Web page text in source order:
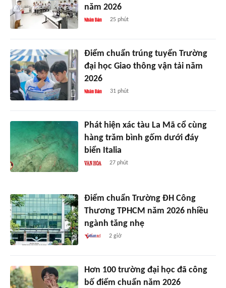
năm 2026
25 phút
Điểm chuẩn trúng tuyển Trường
đại học Giao thông vận tải năm
2026
31 phút
Phát hiện xác tàu La Mã cổ cùng
hàng trăm bình gốm dưới đáy
biển Italia
27 phút
Điểm chuẩn Trường ĐH Công
Thương TPHCM năm 2026 nhiều
ngành tăng nhẹ
2 giờ
Hơn 100 trường đại học đã công
bố điểm chuẩn năm 2026